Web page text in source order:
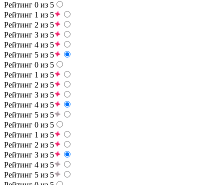
Рейтинг 0 из 5
Рейтинг 1 из 5
Рейтинг 2 из 5
Рейтинг 3 из 5
Рейтинг 4 из 5
Рейтинг 5 из 5
Рейтинг 0 из 5
Рейтинг 1 из 5
Рейтинг 2 из 5
Рейтинг 3 из 5
Рейтинг 4 из 5
Рейтинг 5 из 5
Рейтинг 0 из 5
Рейтинг 1 из 5
Рейтинг 2 из 5
Рейтинг 3 из 5
Рейтинг 4 из 5
Рейтинг 5 из 5